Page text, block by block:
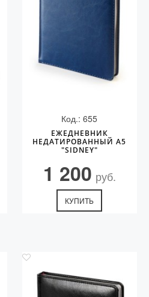
Код.: 655
ЕЖЕДНЕВНИК
НЕДАТИРОВАННЫЙ А5
"SIDNEY"
1 200 руб.
КУПИТЬ